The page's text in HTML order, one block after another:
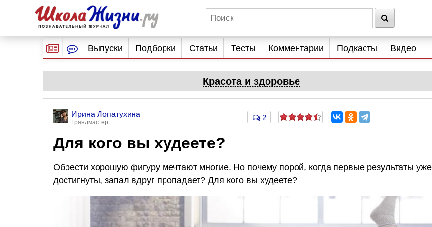
Выпуски Подборки Статьи Тесты Комментарии Подкасты Видео
Красота и здоровье
Ирина Лопатухина
Грандмастер
2
Для кого вы худеете?
Обрести хорошую фигуру мечтают многие. Но почему порой, когда первые результаты уже
достигнуты, запал вдруг пропадает? Для кого вы худеете?